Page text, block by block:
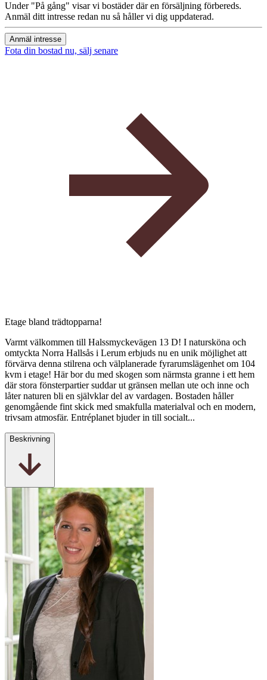
Under "På gång" visar vi bostäder där en försäljning förbereds.
Anmäl ditt intresse redan nu så håller vi dig uppdaterad.
Anmäl intresse
Fota din bostad nu, sälj senare
Etage bland trädtopparna!
Varmt välkommen till Halssmyckevägen 13 D! I natursköna och
omtyckta Norra Hallsås i Lerum erbjuds nu en unik möjlighet att
förvärva denna stilrena och välplanerade fyrarumslägenhet om 104
kvm i etage! Här bor du med skogen som närmsta granne i ett hem
där stora fönsterpartier suddar ut gränsen mellan ute och inne och
låter naturen bli en självklar del av vardagen. Bostaden håller
genomgående fint skick med smakfulla materialval och en modern,
trivsam atmosfär. Entréplanet bjuder in till socialt...
Beskrivning